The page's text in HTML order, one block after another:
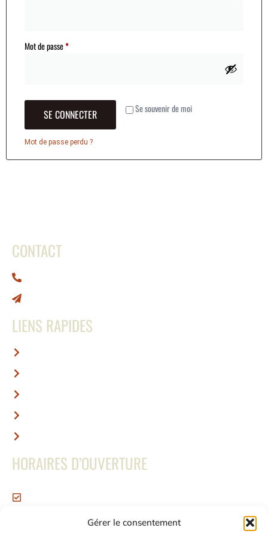
Gérer le consentement
Mot de passe*
Se souvenir de moi
SE CONNECTER
Mot de passe perdu ?
CONTACT
LIENS RAPIDES
HORAIRES D’OUVERTURE
Samedi et Dimanche : Fermé